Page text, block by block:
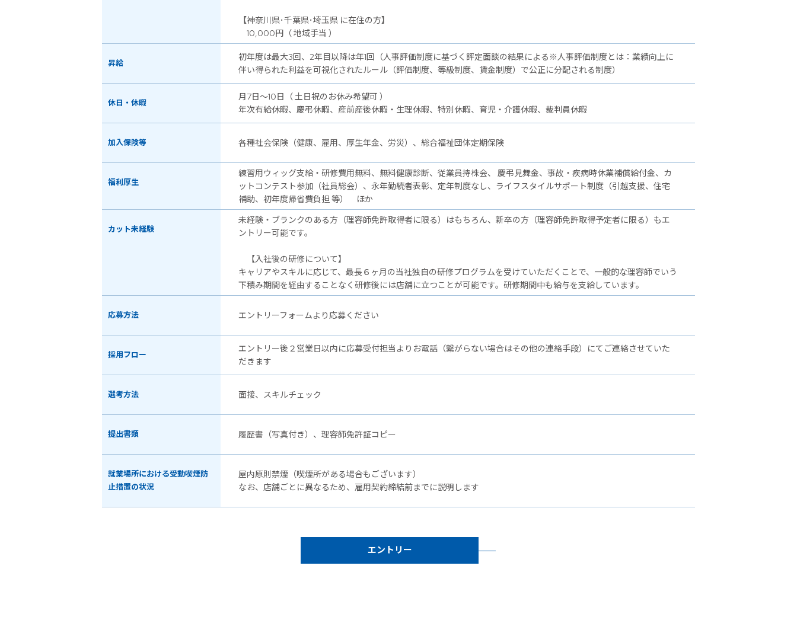
【神奈川県･千葉県･埼玉県 に在住の方】
10,000円（ 地域手当 ）
昇給
初年度は最大3回、2年目以降は年1回（人事評価制度に基づく評定面談の結果による※人事評価制度とは：業績向上に
伴い得られた利益を可視化されたルール（評価制度、等級制度、賃金制度）で公正に分配される制度）
休日・休暇
月7日～10日（ 土日祝のお休み希望可 ）
年次有給休暇、慶弔休暇、産前産後休暇・生理休暇、特別休暇、育児・介護休暇、裁判員休暇
加入保険等 各種社会保険（健康、雇用、厚生年金、労災）、総合福祉団体定期保険
福利厚生
練習用ウィッグ支給・研修費用無料、無料健康診断、従業員持株会、 慶弔見舞金、事故・疾病時休業補償給付金、カ
ットコンテスト参加（社員総会）、永年勤続者表彰、定年制度なし、ライフスタイルサポート制度（引越支援、住宅
補助、初年度帰省費負担 等） ほか
カット未経験
未経験・ブランクのある方（理容師免許取得者に限る）はもちろん、新卒の方（理容師免許取得予定者に限る）もエ
ントリー可能です。
【入社後の研修について】
キャリアやスキルに応じて、最長６ヶ月の当社独自の研修プログラムを受けていただくことで、一般的な理容師でいう
下積み期間を経由することなく研修後には店舗に立つことが可能です。研修期間中も給与を支給しています。
応募方法 エントリーフォームより応募ください
採用フロー
エントリー後２営業日以内に応募受付担当よりお電話（繋がらない場合はその他の連絡手段）にてご連絡させていた
だきます
選考方法 面接、スキルチェック
提出書類 履歴書（写真付き）、理容師免許証コピー
就業場所における受動喫煙防
止措置の状況
屋内原則禁煙（喫煙所がある場合もございます）
なお、店舗ごとに異なるため、雇用契約締結前までに説明します
エントリー